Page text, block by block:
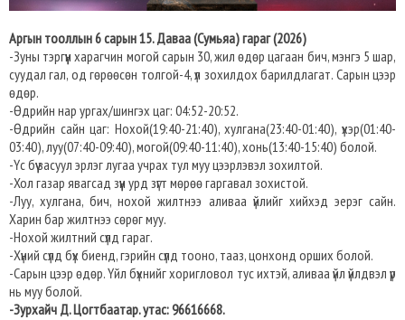
Аргын тооллын 6 сарын 15. Даваа (Сумьяа) гараг (2026)
-Зуны тэргүүн харагчин могой сарын 30, жил өдөр цагаан бич, мэнгэ 5 шар,
суудал гал, од гөрөөсөн толгой-4, үл зохилдох барилдлагат. Сарын цээр
өдөр.
-Өдрийн нар ургах/шингэх цаг: 04:52-20:52.
-Өдрийн сайн цаг: Нохой(19:40-21:40), хулгана(23:40-01:40), үхэр(01:40-
03:40), луу(07:40-09:40), могой(09:40-11:40), хонь(13:40-15:40) болой.
-Үс бүү засуул эрлэг лугаа учрах тул муу цээрлэвэл зохилтой.
-Хол газар явагсад зүүн урд зүгт мөрөө гаргавал зохистой.
-Луу, хулгана, бич, нохой жилтнээ аливаа үйлийг хийхэд эерэг сайн.
Харин бар жилтнээ сөрөг муу.
-Нохой жилтний сүлд гараг.
-Хүний сүлд бүх биенд, гэрийн сүлд тооно, тааз, цонхонд орших болой.
-Сарын цээр өдөр. Үйл бүхнийг хоригловол тус ихтэй, аливаа үйл үйлдвэл үр
нь муу болой.
-Зурхайч Д. Цогтбаатар. утас: 96616668.